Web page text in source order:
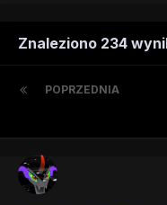
Znaleziono 234
POPRZEDNIA